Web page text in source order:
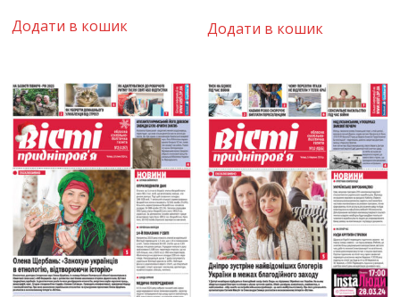
Додати в кошик Додати в кошик